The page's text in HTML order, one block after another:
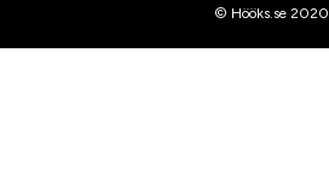
© Hööks.se 2020